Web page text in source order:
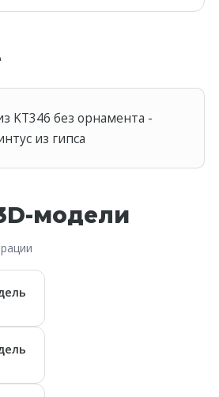
KT346 без орнамента -
из гипса
модели